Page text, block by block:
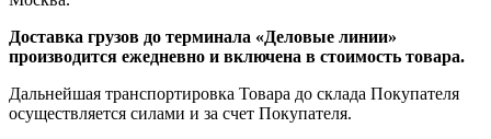
Доставка грузов до терминала «Деловые линии»
производится ежедневно и включена в стоимость товара.
Дальнейшая транспортировка Товара до склада Покупателя
осуществляется силами и за счет Покупателя.